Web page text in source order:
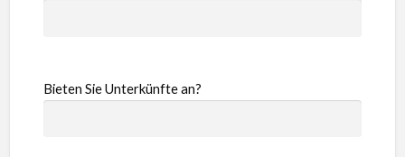
Bieten Sie Unterkünfte an?